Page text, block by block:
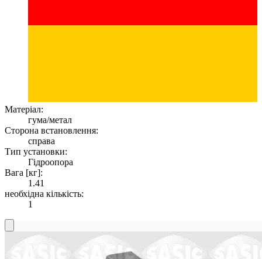
Матеріал:
гума/метал
Сторона встановлення:
справа
Тип установки:
Гідроопора
Вага [кг]:
1.41
необхідна кількість:
1